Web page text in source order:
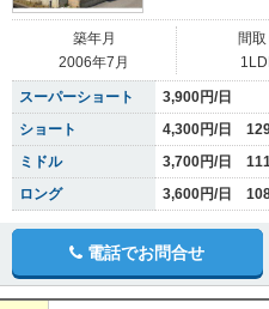
築年月
2006年7月
間取
スーパーショート
3,900円/日
ショート
4,300円/日
ミドル
3,700円/日
ロング
3,600円/日
電話でお問合せ